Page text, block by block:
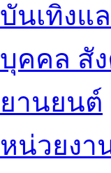
บันเทิงแ
บุคคล สั
ยานยนต์
หน่วยงา